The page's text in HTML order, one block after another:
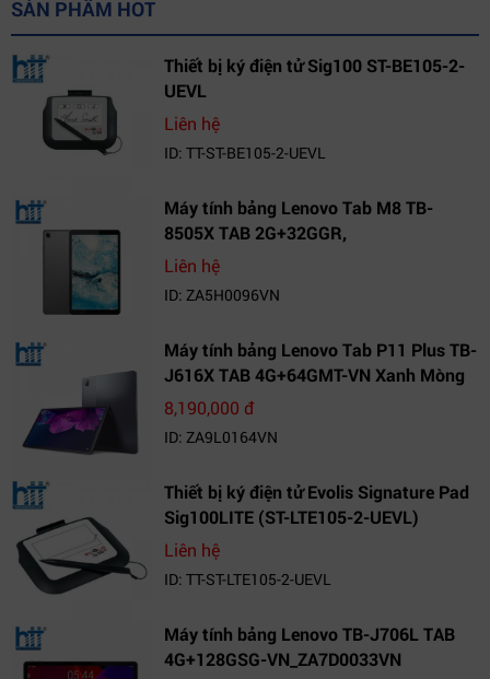
SẢN PHẨM HOT
Thiết bị ký điện tử Sig100 ST-BE105-2-
UEVL
Liên hệ
ID: TT-ST-BE105-2-UEVL
Máy tính bảng Lenovo Tab M8 TB-
8505X TAB 2G+32GGR,
VN_ZA5H0096VN
Liên hệ
ID: ZA5H0096VN
Máy tính bảng Lenovo Tab P11 Plus TB-
J616X TAB 4G+64GMT-VN Xanh Mòng
Két_ZA9L0164VN
8,190,000 đ
ID: ZA9L0164VN
Thiết bị ký điện tử Evolis Signature Pad
Sig100LITE (ST-LTE105-2-UEVL)
Liên hệ
ID: TT-ST-LTE105-2-UEVL
Máy tính bảng Lenovo TB-J706L TAB
4G+128GSG-VN_ZA7D0033VN